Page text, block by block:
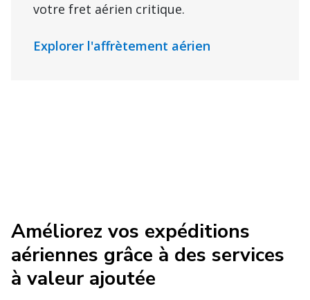
votre fret aérien critique.
Explorer l'affrètement aérien
Améliorez vos expéditions
aériennes grâce à des services
à valeur ajoutée